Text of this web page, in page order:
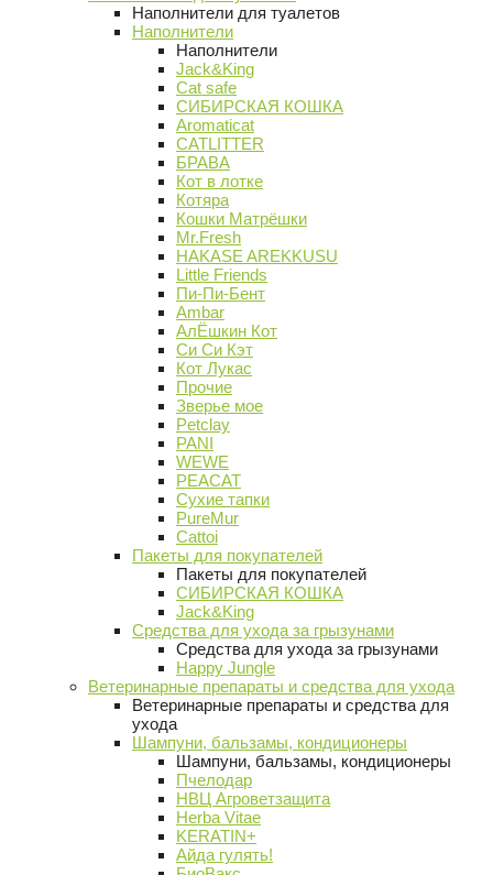
Наполнители для туалетов
Наполнители
Наполнители
Jack&King
Cat safe
СИБИРСКАЯ КОШКА
Aromaticat
CATLITTER
БРАВА
Кот в лотке
Котяра
Кошки Матрёшки
Mr.Fresh
HAKASE AREKKUSU
Little Friends
Пи-Пи-Бент
Ambar
АлЁшкин Кот
Си Си Кэт
Кот Лукас
Прочие
Зверье мое
Petclay
PANI
WEWE
PEACAT
Сухие тапки
PureMur
Cattoi
Пакеты для покупателей
Пакеты для покупателей
СИБИРСКАЯ КОШКА
Jack&King
Средства для ухода за грызунами
Средства для ухода за грызунами
Happy Jungle
Ветеринарные препараты и средства для ухода
Ветеринарные препараты и средства для
ухода
Шампуни, бальзамы, кондиционеры
Шампуни, бальзамы, кондиционеры
Пчелодар
НВЦ Агроветзащита
Herba Vitae
KERATIN+
Айда гулять!